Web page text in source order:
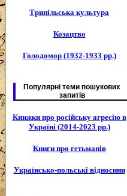
Трипільська культура
Козацтво
Голодомор (1932-1933 рр.)
Популярні теми пошукових
запитів
Книжки про російську агресію в
Україні (2014-2023 рр.)
Книги про гетьманів
Українсько-польські відносини